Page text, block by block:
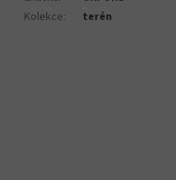
Kolekce: terén